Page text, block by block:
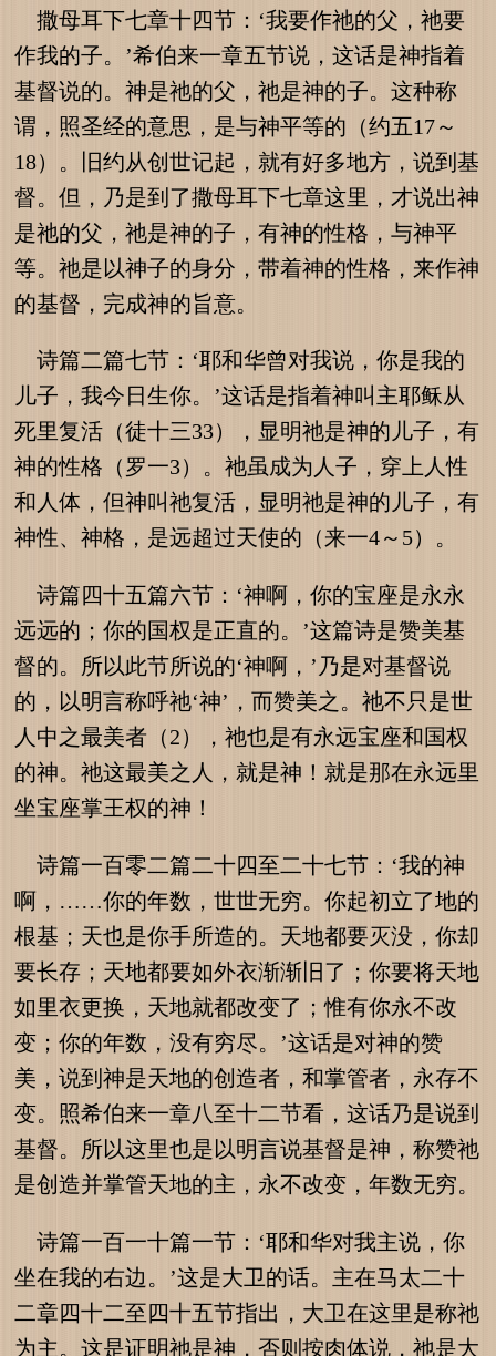
撒母耳下七章十四节：‘我要作祂的父，祂要
作我的子。’希伯来一章五节说，这话是神指着
基督说的。神是祂的父，祂是神的子。这种称
谓，照圣经的意思，是与神平等的（约五17～
18）。旧约从创世记起，就有好多地方，说到基
督。但，乃是到了撒母耳下七章这里，才说出神
是祂的父，祂是神的子，有神的性格，与神平
等。祂是以神子的身分，带着神的性格，来作神
的基督，完成神的旨意。
诗篇二篇七节：‘耶和华曾对我说，你是我的
儿子，我今日生你。’这话是指着神叫主耶稣从
死里复活（徒十三33），显明祂是神的儿子，有
神的性格（罗一3）。祂虽成为人子，穿上人性
和人体，但神叫祂复活，显明祂是神的儿子，有
神性、神格，是远超过天使的（来一4～5）。
诗篇四十五篇六节：‘神啊，你的宝座是永永
远远的；你的国权是正直的。’这篇诗是赞美基
督的。所以此节所说的‘神啊，’乃是对基督说
的，以明言称呼祂‘神’，而赞美之。祂不只是世
人中之最美者（2），祂也是有永远宝座和国权
的神。祂这最美之人，就是神！就是那在永远里
坐宝座掌王权的神！
诗篇一百零二篇二十四至二十七节：‘我的神
啊，……你的年数，世世无穷。你起初立了地的
根基；天也是你手所造的。天地都要灭没，你却
要长存；天地都要如外衣渐渐旧了；你要将天地
如里衣更换，天地就都改变了；惟有你永不改
变；你的年数，没有穷尽。’这话是对神的赞
美，说到神是天地的创造者，和掌管者，永存不
变。照希伯来一章八至十二节看，这话乃是说到
基督。所以这里也是以明言说基督是神，称赞祂
是创造并掌管天地的主，永不改变，年数无穷。
诗篇一百一十篇一节：‘耶和华对我主说，你
坐在我的右边。’这是大卫的话。主在马太二十
二章四十二至四十五节指出，大卫在这里是称祂
为主。这是证明祂是神，否则按肉体说，祂是大